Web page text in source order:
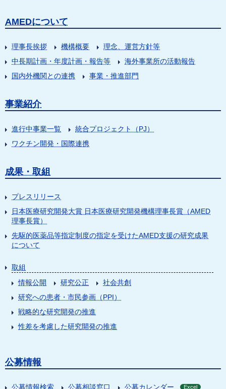
AMEDについて
理事長挨拶 機構概要
理念、運営方針等
中長期計画・年度計画・報告等
海外事業所の活動報告
国内外機関との連携
事業・推進部門
事業紹介
進行中事業一覧
統合プロジェクト（PJ）
ワクチン開発・国際連携
成果・取組
プレスリリース
日本医療研究開発大賞 日本医療研究開発機構理事長賞（AMED
理事長賞）
先駆的医薬品等指定制度の指定を受けたAMED支援の研究成果
について
取組
情報公開
研究公正
社会共創
研究への患者・市民参画（PPI）
戦略的な研究開発の推進
性差を考慮した研究開発の推進
公募情報
公募情報検索 公募相談窓口 公募カレンダー Excel